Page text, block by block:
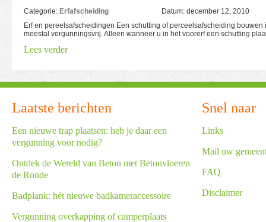
Categorie: Erfafscheiding
Datum: december 12, 2010
Erf en pereelsafscheidingen Een schutting of perceelsafscheiding bouwen
meestal vergunningsvrij. Alleen wanneer u in het voorerf een schutting
Lees verder
Laatste berichten
Een nieuwe trap plaatsen: heb je daar een
vergunning voor nodig?
Ontdek de Wereld van Beton met Betonvloeren
de Ronde
Badplank: hét nieuwe badkameraccessoire
Vergunning overkapping of camperplaats
Snel naar
Links
Mail uw
FAQ
Disclaimer